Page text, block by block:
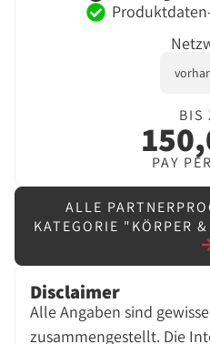
BIS
PAY
ALLE
KATEGORIE "KÖRPER
Disclaimer
Alle Angaben sind
zusammengestellt. Die